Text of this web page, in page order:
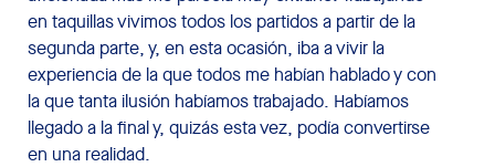
en taquillas vivimos todos los partidos a partir de la
segunda parte, y, en esta ocasión, iba a vivir la
experiencia de la que todos me habían hablado y con
la que tanta ilusión habíamos trabajado. Habíamos
llegado a la final y, quizás esta vez, podía convertirse
en una realidad.